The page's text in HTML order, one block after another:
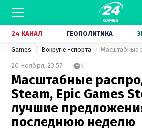
24 КАНАЛ ГЕОПОЛИТИКА
Games Вокруг е -спорта
26 ноября, 23:57 4
Масштабные
Steam, Epic Games
лучшие
последнюю неделю